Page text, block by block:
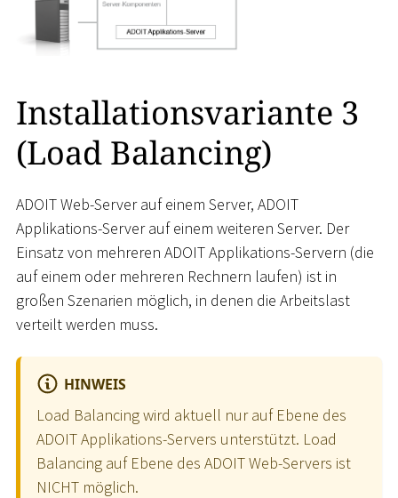
Installationsvariante 3
(Load Balancing)
ADOIT Web-Server auf einem Server, ADOIT
Applikations-Server auf einem weiteren Server. Der
Einsatz von mehreren ADOIT Applikations-Servern (die
auf einem oder mehreren Rechnern laufen) ist in
großen Szenarien möglich, in denen die Arbeitslast
verteilt werden muss.
HINWEIS
Load Balancing wird aktuell nur auf Ebene des
ADOIT Applikations-Servers unterstützt. Load
Balancing auf Ebene des ADOIT Web-Servers ist
NICHT möglich.